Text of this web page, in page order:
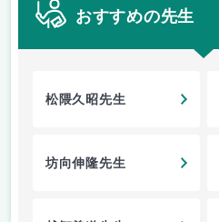
おすすめの先生
松隈久昭先生
坊向伸隆先生